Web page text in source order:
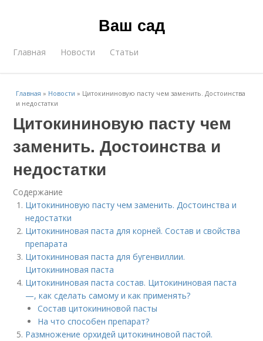
Ваш сад
Главная Новости Статьи
Главная » Новости » Цитокининовую пасту чем заменить. Достоинства
и недостатки
Цитокининовую пасту чем
заменить. Достоинства и
недостатки
Содержание
Цитокининовую пасту чем заменить. Достоинства и
недостатки
Цитокининовая паста для корней. Состав и свойства
препарата
Цитокининовая паста для бугенвиллии.
Цитокининовая паста
Цитокининовая паста состав. Цитокининовая паста
—, как сделать самому и как применять?
Состав цитокининовой пасты
На что способен препарат?
Размножение орхидей цитокининовой пастой.